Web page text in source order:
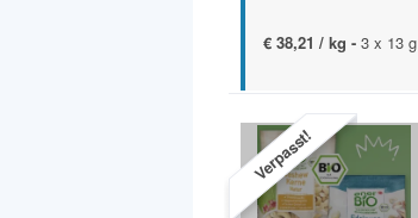
€ 38,21 / kg - 3 x 13 g
Verpasst!